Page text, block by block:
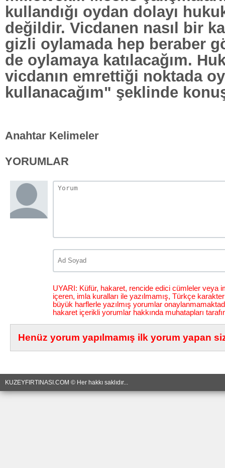
kullandığı oydan dolayı
değildir. Vicdanen nasıl bir
gizli oylamada hep beraber
de oylamaya katılacağım.
vicdanın emrettiği noktada
kullanacağım" şeklinde
Anahtar Kelimeler
YORUMLAR
UYARI: Küfür, hakaret, rencide edici cümleler veya
içeren, imla kuralları ile yazılmamış, Türkçe
büyük harflerle yazılmış yorumlar
hakaret içerikli yorumlar hakkında muhatapları
Henüz yorum yapılmamış ilk yorum yapan
KUZEYFIRTINASI.COM © Her hakkı saklıdır...